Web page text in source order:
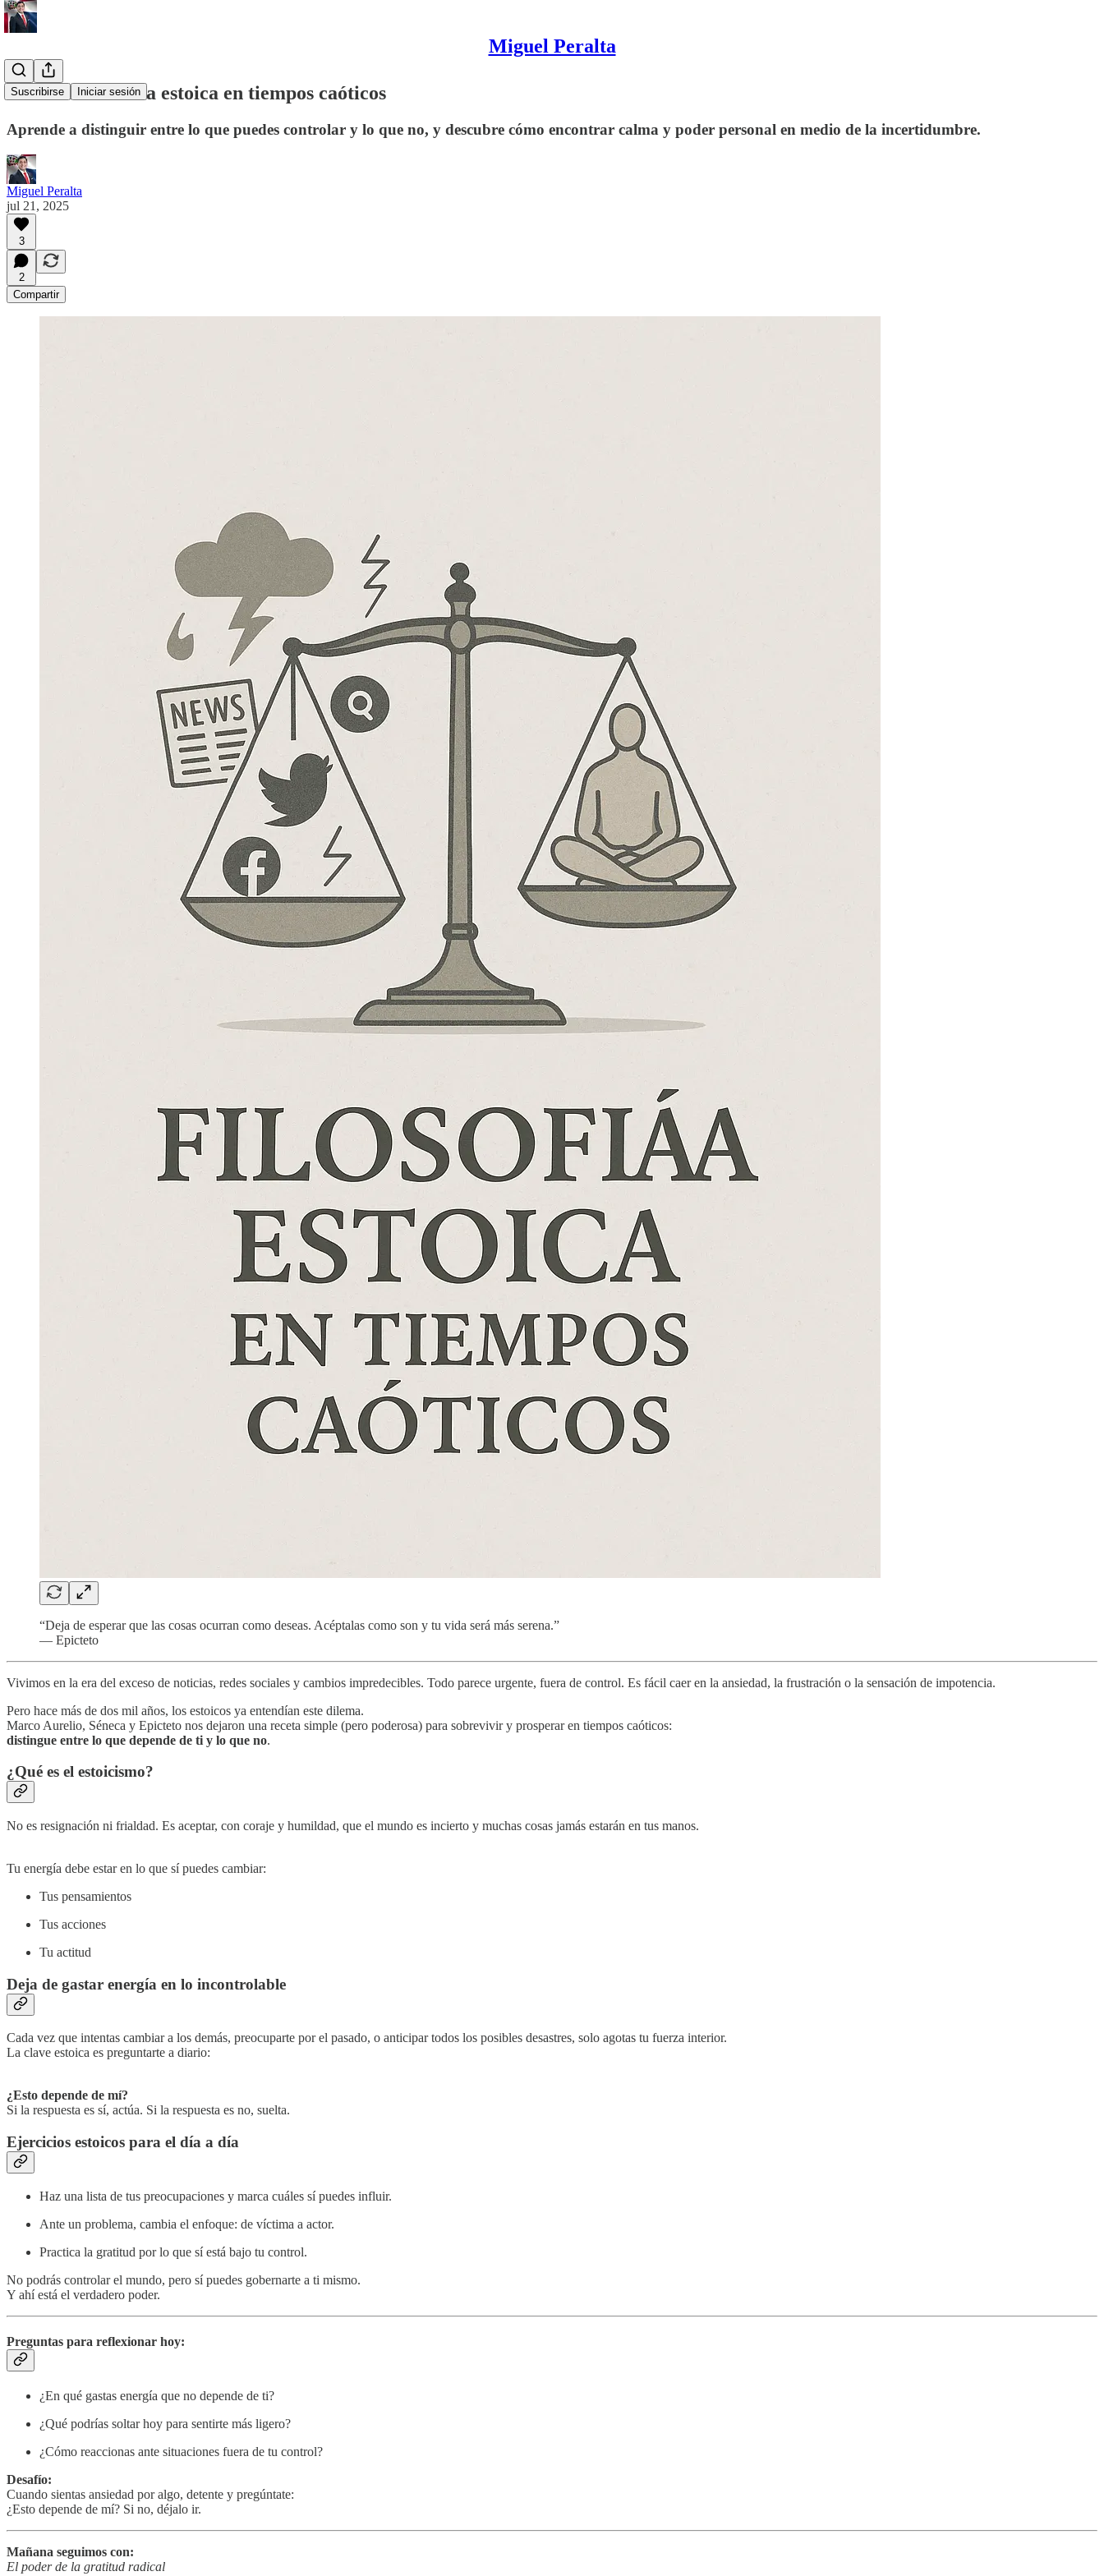
Miguel Peralta
Suscribirse Iniciar sesión
Día 4. La filosofía estoica en tiempos caóticos
Aprende a distinguir entre lo que puedes controlar y lo que no, y descubre cómo encontrar calma y poder personal en medio de la incertidumbre.
Miguel Peralta
jul 21, 2025
3
2
Compartir
“Deja de esperar que las cosas ocurran como deseas. Acéptalas como son y tu vida será más serena.”
— Epicteto
Vivimos en la era del exceso de noticias, redes sociales y cambios impredecibles. Todo parece urgente, fuera de control. Es fácil caer en la ansiedad, la frustración o la sensación de impotencia.
Pero hace más de dos mil años, los estoicos ya entendían este dilema.
Marco Aurelio, Séneca y Epicteto nos dejaron una receta simple (pero poderosa) para sobrevivir y prosperar en tiempos caóticos:
distingue entre lo que depende de ti y lo que no.
¿Qué es el estoicismo?
No es resignación ni frialdad. Es aceptar, con coraje y humildad, que el mundo es incierto y muchas cosas jamás estarán en tus manos.
Tu energía debe estar en lo que sí puedes cambiar:
Tus pensamientos
Tus acciones
Tu actitud
Deja de gastar energía en lo incontrolable
Cada vez que intentas cambiar a los demás, preocuparte por el pasado, o anticipar todos los posibles desastres, solo agotas tu fuerza interior.
La clave estoica es preguntarte a diario:
¿Esto depende de mí?
Si la respuesta es sí, actúa. Si la respuesta es no, suelta.
Ejercicios estoicos para el día a día
Haz una lista de tus preocupaciones y marca cuáles sí puedes influir.
Ante un problema, cambia el enfoque: de víctima a actor.
Practica la gratitud por lo que sí está bajo tu control.
No podrás controlar el mundo, pero sí puedes gobernarte a ti mismo.
Y ahí está el verdadero poder.
Preguntas para reflexionar hoy:
¿En qué gastas energía que no depende de ti?
¿Qué podrías soltar hoy para sentirte más ligero?
¿Cómo reaccionas ante situaciones fuera de tu control?
Desafío:
Cuando sientas ansiedad por algo, detente y pregúntate:
¿Esto depende de mí? Si no, déjalo ir.
Mañana seguimos con:
El poder de la gratitud radical